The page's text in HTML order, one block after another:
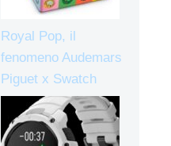
Royal Pop, il
fenomeno Audemars
Piguet x Swatch